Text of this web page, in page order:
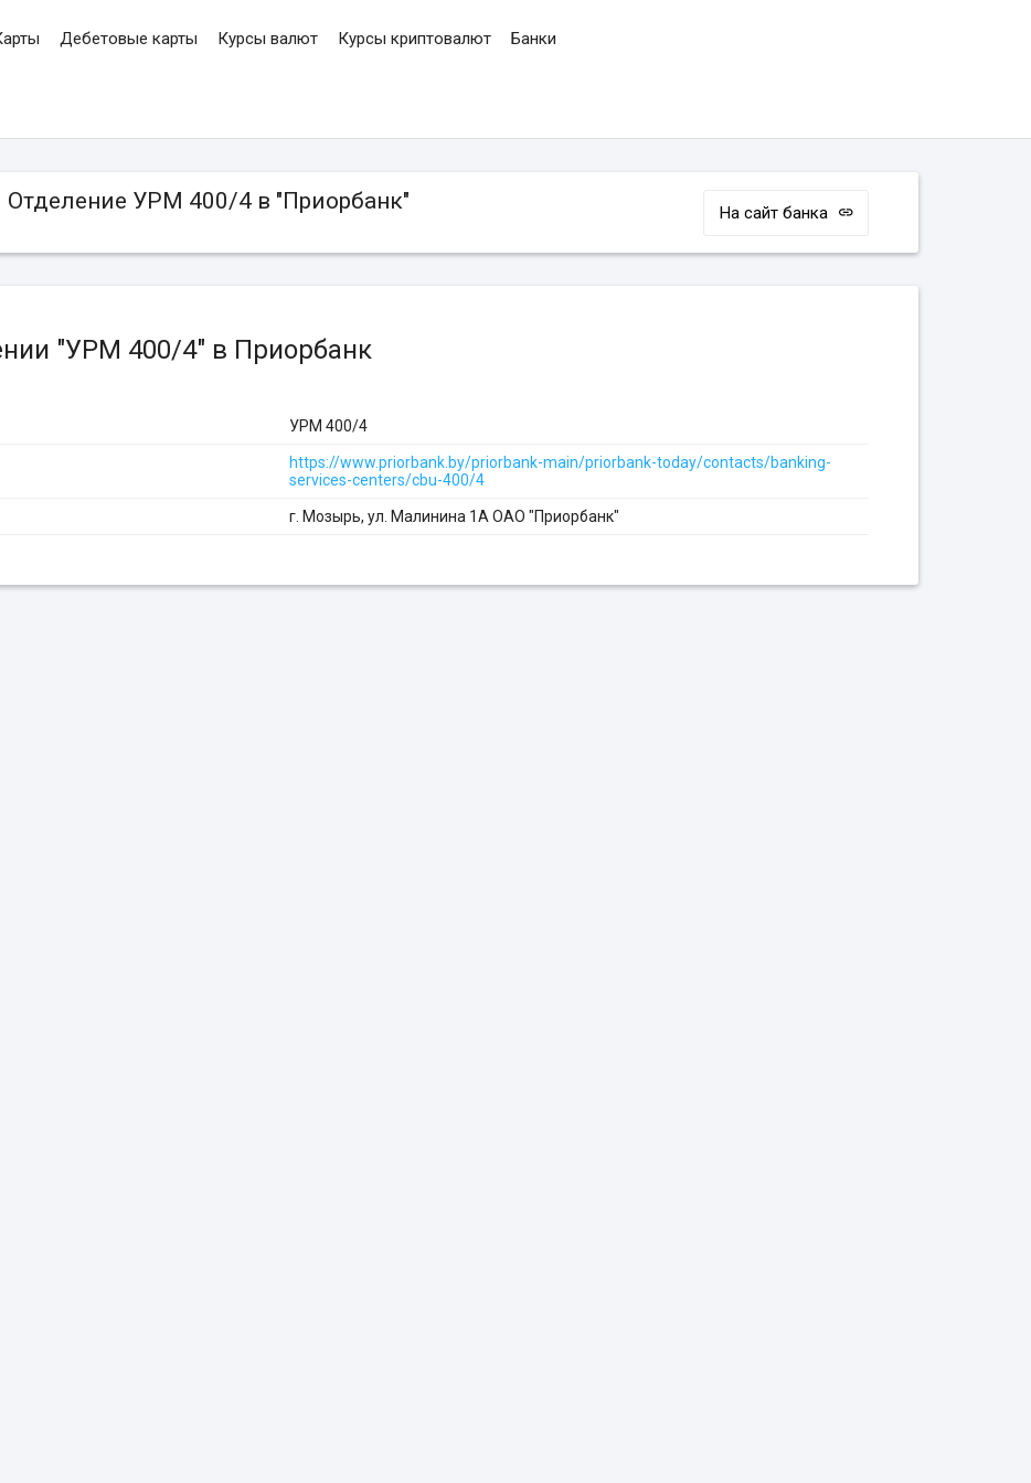
Дебетовые карты Курсы валют Курсы криптовалют Банки
Отделение УРМ 400/4 в "Приорбанк" На сайт банка
"УРМ 400/4" в Приорбанк
УРМ 400/4
https://www.priorbank.by/priorbank-main/priorbank-today/contacts/banking-
services-centers/cbu-400/4
г. Мозырь, ул. Малинина 1А ОАО "Приорбанк"